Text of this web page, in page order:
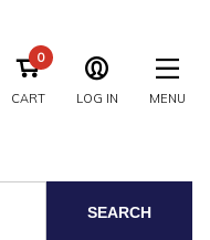
CART
0
LOG IN MENU
SEARCH